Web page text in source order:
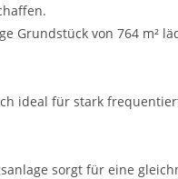
Grundstück von 764 m²
ideal für stark
sorgt für eine